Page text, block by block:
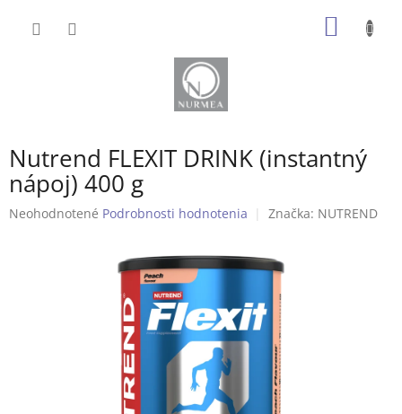
Nutrend FLEXIT DRINK (instantný
nápoj) 400 g
Priemerné
Neohodnotené Podrobnosti hodnotenia Značka: NUTREND